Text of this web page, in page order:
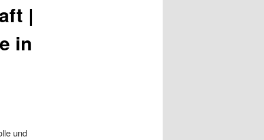
|
in
und